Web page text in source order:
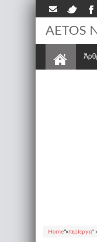
AETOS
Home"»περίεργα"